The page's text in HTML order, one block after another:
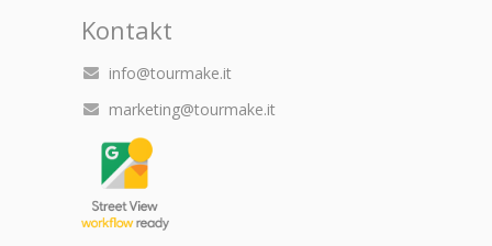
Kontakt
info@tourmake.it
marketing@tourmake.it